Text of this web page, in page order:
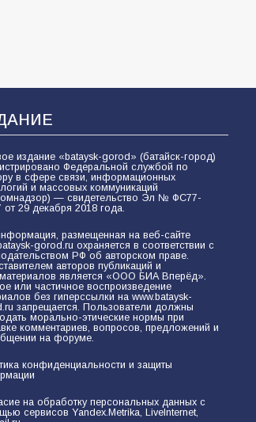
107
саду № 35 дети
строительные профессии
спортивного праздника
90 07.08.2026
боем до последнего:
Евгений Остапенко
62 05.08.2026
конкурса
перемена»
издание «bataysk-gorod» (батайск-город)
Федеральной службой по
в сфере связи, информационных
и массовых коммуникаций
— свидетельство Эл № ФС77-
от 29 декабря 2018 года.
размещенная на веб-сайте
gorod.ru охраняется в соответствии с
РФ об авторском праве.
авторов публикаций и
является «ООО БИА Вперёд».
или частичное воспроизведение
без гиперссылки на www.bataysk-
запрещается. Пользователи должны
морально-этические нормы при
комментариев, вопросов, предложений и
на форуме.
конфиденциальности и защиты
на обработку персональных данных с
сервисов Yandex.Metrika, LiveInternet,